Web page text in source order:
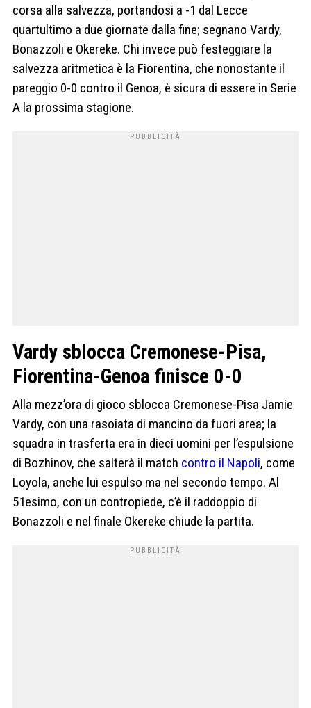
corsa alla salvezza, portandosi a -1 dal Lecce
quartultimo a due giornate dalla fine; segnano Vardy,
Bonazzoli e Okereke. Chi invece può festeggiare la
salvezza aritmetica è la Fiorentina, che nonostante il
pareggio 0-0 contro il Genoa, è sicura di essere in Serie
A la prossima stagione.
Vardy sblocca Cremonese-Pisa,
Fiorentina-Genoa finisce 0-0
Alla mezz’ora di gioco sblocca Cremonese-Pisa Jamie
Vardy, con una rasoiata di mancino da fuori area; la
squadra in trasferta era in dieci uomini per l’espulsione
di Bozhinov, che salterà il match contro il Napoli, come
Loyola, anche lui espulso ma nel secondo tempo. Al
51esimo, con un contropiede, c’è il raddoppio di
Bonazzoli e nel finale Okereke chiude la partita.